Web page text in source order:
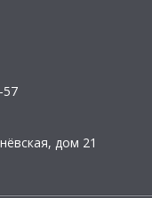
57
дом 21